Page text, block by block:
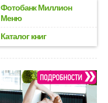
Фотобанк Миллион
Меню
Каталог книг